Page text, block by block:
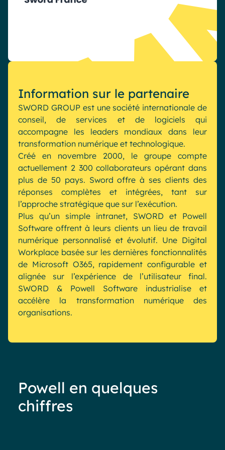
Analytique
Personnalisation & design
IA générative
Sécurité & conformité
Information sur le partenaire
SWORD GROUP est une société internationale de
conseil, de services et de logiciels qui
accompagne les leaders mondiaux dans leur
transformation numérique et technologique.
Créé en novembre 2000, le groupe compte
actuellement 2 300 collaborateurs opérant dans
plus de 50 pays. Sword offre à ses clients des
réponses complètes et intégrées, tant sur
l’approche stratégique que sur l’exécution.
Plus qu’un simple intranet, SWORD et Powell
Software offrent à leurs clients un lieu de travail
numérique personnalisé et évolutif. Une Digital
Workplace basée sur les dernières fonctionnalités
de Microsoft O365, rapidement configurable et
alignée sur l’expérience de l’utilisateur final.
SWORD & Powell Software industrialise et
accélère la transformation numérique des
organisations.
Powell en quelques
chiffres